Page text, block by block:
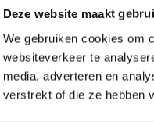
Deze website maakt
We gebruiken cookies om
websiteverkeer te
media, adverteren en
verstrekt of die ze hebben
laag